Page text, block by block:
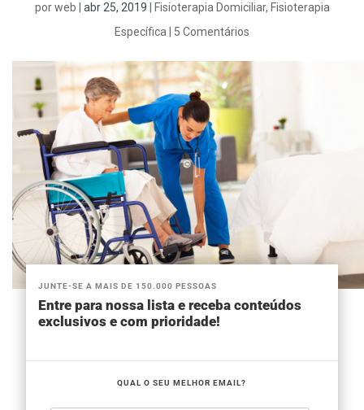
porweb abr 25, 2019 Fisioterapia Domiciliar, Fisioterapia
Específica
5 Comentários
JUNTE-SE A MAIS DE 150.000 PESSOAS
Entre para nossa lista e receba conteúdos
exclusivos e com prioridade!
QUAL O SEU MELHOR EMAIL?